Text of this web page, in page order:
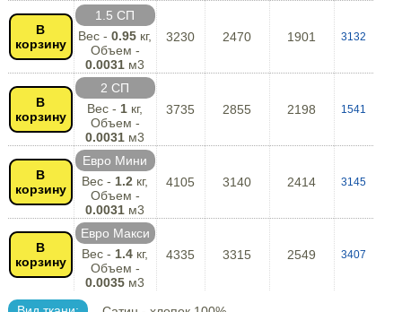
В
корзину
1.5 СП
Вес -0.95 кг,
Объем -
0.0031 м3
3230 2470 1901 3132
В
корзину
2 СП
Вес - 1 кг,
Объем -
0.0031 м3
3735 2855 2198 1541
В
корзину
Евро Мини
Вес - 1.2 кг,
Объем -
0.0031 м3
4105 3140 2414 3145
В
корзину
Евро Макси
Вес - 1.4 кг,
Объем -
0.0035 м3
4335 3315 2549 3407